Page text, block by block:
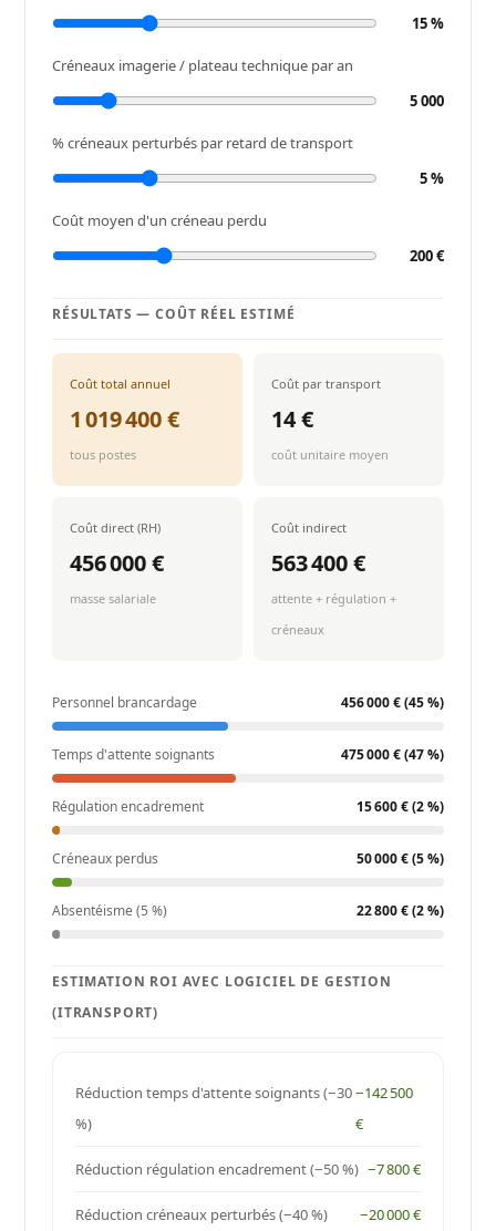
15 %
Créneaux imagerie / plateau technique par an
5 000
% créneaux perturbés par retard de transport
5 %
Coût moyen d'un créneau perdu
200 €
RÉSULTATS — COÛT RÉEL ESTIMÉ
Coût total annuel
1 019 400 €
tous postes
Coût par transport
14 €
coût unitaire moyen
Coût direct (RH)
456 000 €
masse salariale
Coût indirect
563 400 €
attente + régulation +
créneaux
Personnel brancardage 456 000 € (45 %)
Temps d'attente soignants 475 000 € (47 %)
Régulation encadrement 15 600 € (2 %)
Créneaux perdus 50 000 € (5 %)
Absentéisme (5 %) 22 800 € (2 %)
ESTIMATION ROI AVEC LOGICIEL DE GESTION
(ITRANSPORT)
Réduction temps d'attente soignants (−30
%)
−142 500
€
Réduction régulation encadrement (−50 %) −7 800 €
Réduction créneaux perturbés (−40 %) −20 000 €